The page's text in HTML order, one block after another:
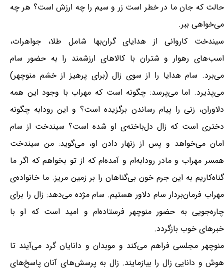
حالت که جان ما در خطر است زر و سیم را چه ارزش است؟ هر چه
می‌خواهی ببر.
سیندخت کاروانی از هدایای گران‌بها شامل طلا، جواهرات،
اسب‌های رهوار و شتران با کالاهای ارزشمند را به حضور سام
می‌برد. سام هدایا را از سوی زال (برای پرهیز از خشم منوچهر)
می‌پذیرد. اما می‌پرسد: چگونه است که مهراب با وجود این همه
دلاوران، زنی را پیام رساندن برگزیده است؟ و این رودابه چگونه
دختری است که زال دل‌باخته‌ی او شده است؟ سیندخت از سام
امان می‌خواهد و پس از زنهار دادن او، می‌گوید: من سیندخت
همسر مهراب و مادر رودابه‌ام و آمده‌ام که از تو بخواهم که اگر ما
گناه‌کاریم به این جرم خون بی‌گناهان را بر زمین مریز. ما خانواده‌ی
مهراب فرمان‌بردار سام دلاور هستیم. سام مژده می‌دهد: زال را برای
چاره‌جویی به حضور منوچهر فرستاده‌ام و امید است که او با
خبرهای خوب بازگردد.
منوچهر مجلسی فراهم می‌کند و موبدان و دانایان گرد می‌آیند تا
هوش و دانایی زال را بیازمایند. زال به پرسش‌های آنان پاسخ‌های